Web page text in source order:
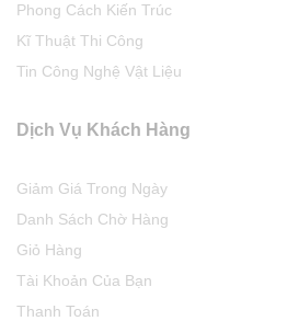
Phong Cách Kiến Trúc
Kĩ Thuật Thi Công
Tin Công Nghệ Vật Liệu
Dịch Vụ Khách Hàng
Giảm Giá Trong Ngày
Danh Sách Chờ Hàng
Giỏ Hàng
Tài Khoản Của Bạn
Thanh Toán